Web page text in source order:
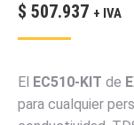
$ 507.937 + IVA
El EC510-KIT de
para cualquier